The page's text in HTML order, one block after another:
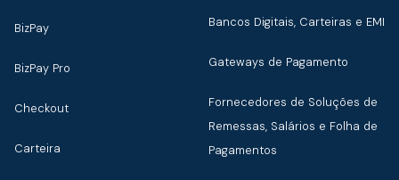
BizPay
BizPay Pro
Checkout
Carteira
Bancos Digitais, Carteiras e EMI
Gateways de Pagamento
Fornecedores de Soluções de
Remessas, Salários e Folha de
Pagamentos